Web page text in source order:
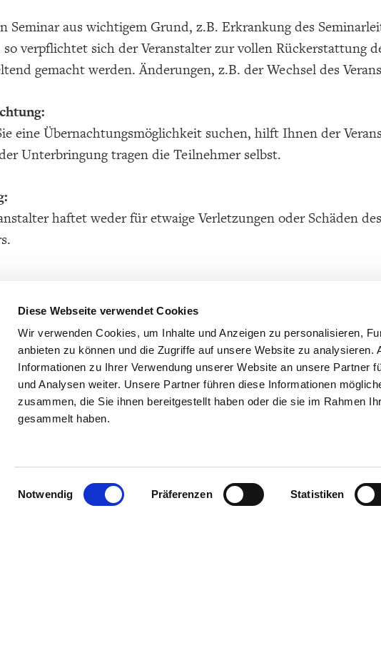
Diese Webseite verwendet Cookies
Wir verwenden Cookies, um Inhalte und Anzeigen zu personalisieren,
anbieten zu können und die Zugriffe auf unsere Website zu analysieren.
Informationen zu Ihrer Verwendung unserer Website an unsere Partner
und Analysen weiter. Unsere Partner führen diese Informationen
zusammen, die Sie ihnen bereitgestellt haben oder die sie im Rahmen
gesammelt haben.
Einwilligungsauswahl
Notwendig Präferenzen Statistiken
Seminar aus wichtigem Grund, z.B. Erkrankung des
so verpflichtet sich der Veranstalter zur vollen Rückerstattung
gemacht werden. Änderungen, z.B. der Wechsel des
eine Übernachtungsmöglichkeit suchen, hilft Ihnen der
Unterbringung tragen die Teilnehmer selbst.
haftet weder für etwaige Verletzungen oder Schäden